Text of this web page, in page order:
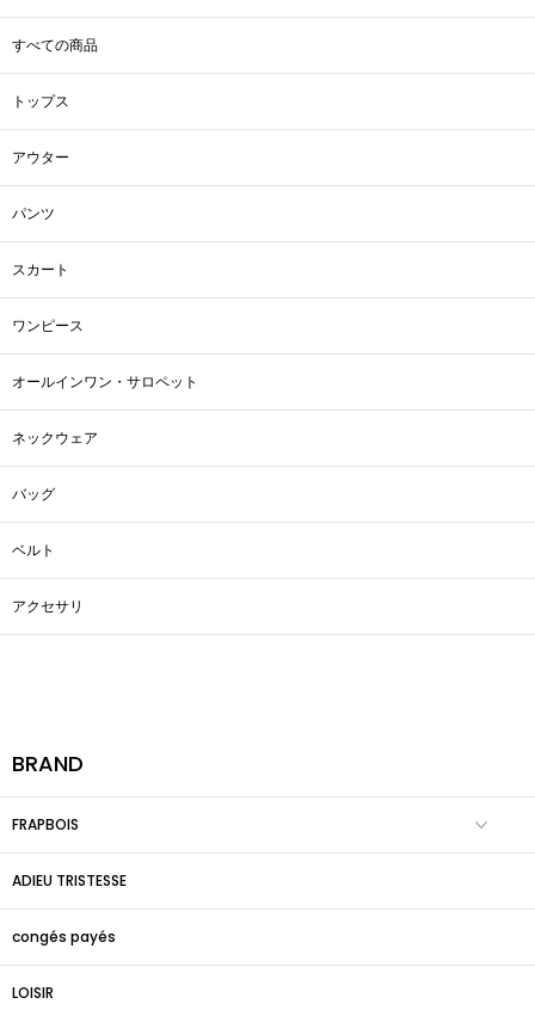
すべての商品
トップス
アウター
パンツ
スカート
ワンピース
オールインワン・サロペット
ネックウェア
バッグ
ベルト
アクセサリ
BRAND
FRAPBOIS
ADIEU TRISTESSE
congés payés
LOISIR